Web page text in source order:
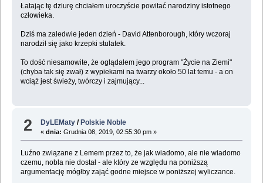
Łatając tę dziurę chciałem uroczyście powitać narodziny istotnego
człowieka.
Dziś ma zaledwie jeden dzień - David Attenborough, który wczoraj
narodził się jako krzepki stulatek.
To dość niesamowite, że oglądałem jego program "Życie na Ziemi"
(chyba tak się zwał) z wypiekami na twarzy około 50 lat temu - a on
wciąż jest świeży, twórczy i zajmujący...
2 DyLEMaty /Polskie Noble
«dnia: Grudnia 08, 2019, 02:55:30 pm »
Luźno związane z Lemem przez to, że jak wiadomo, ale nie wiadomo
czemu, nobla nie dostał - ale który ze względu na poniższą
argumentację mógłby zająć godne miejsce w poniższej wyliczance.